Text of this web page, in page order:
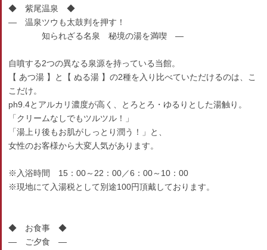
◆ 紫尾温泉 ◆
― 温泉ツウも太鼓判を押す！
知られざる名泉 秘境の湯を満喫 ―
自噴する2つの異なる泉源を持っている当館。
【 あつ湯 】と【 ぬる湯 】の2種を入り比べていただけるのは、こ
こだけ。
ph9.4とアルカリ濃度が高く、とろとろ・ゆるりとした湯触り。
「クリームなしでもツルツル！」
「湯上り後もお肌がしっとり潤う！」と、
女性のお客様から大変人気があります。
※入浴時間 15：00～22：00／6：00～10：00
※現地にて入湯税として別途100円頂戴しております。
◆ お食事 ◆
― ご夕食 ―